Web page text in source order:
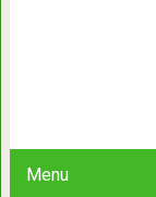
Menu